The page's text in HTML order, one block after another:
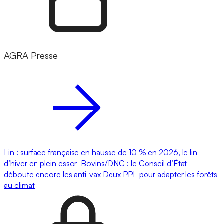
AGRA Presse
Lin : surface française en hausse de 10 % en 2026, le lin
d’hiver en plein essor Bovins/DNC : le Conseil d’État
déboute encore les anti-vax Deux PPL pour adapter les forêts
au climat